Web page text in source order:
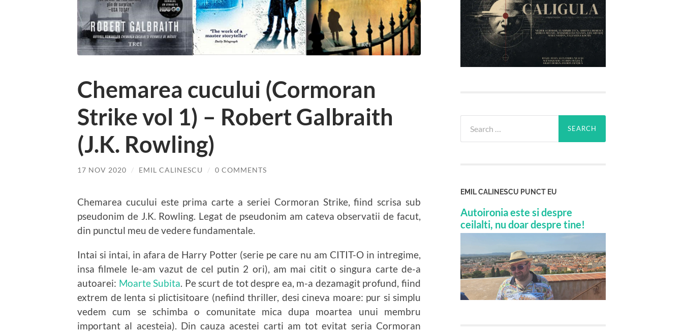
Chemarea cucului (Cormoran
Strike vol 1) – Robert Galbraith
(J.K. Rowling)
17 NOV 2020 / EMIL CALINESCU / 0 COMMENTS
Chemarea cucului este prima carte a seriei Cormoran Strike, fiind scrisa sub
pseudonim de J.K. Rowling. Legat de pseudonim am cateva observatii de facut,
din punctul meu de vedere fundamentale.
Intai si intai, in afara de Harry Potter (serie pe care nu am CITIT-O in intregime,
insa filmele le-am vazut de cel putin 2 ori), am mai citit o singura carte de-a
autoarei: Moarte Subita. Pe scurt de tot despre ea, m-a dezamagit profund, fiind
extrem de lenta si plictisitoare (nefiind thriller, desi cineva moare: pur si simplu
vedem cum se schimba o comunitate mica dupa moartea unui membru
important al acesteia). Din cauza acestei carti am tot evitat seria Cormoran
for:
EMIL CALINESCU PUNCT EU
Autoironia este si despre
ceilalti, nu doar despre tine!